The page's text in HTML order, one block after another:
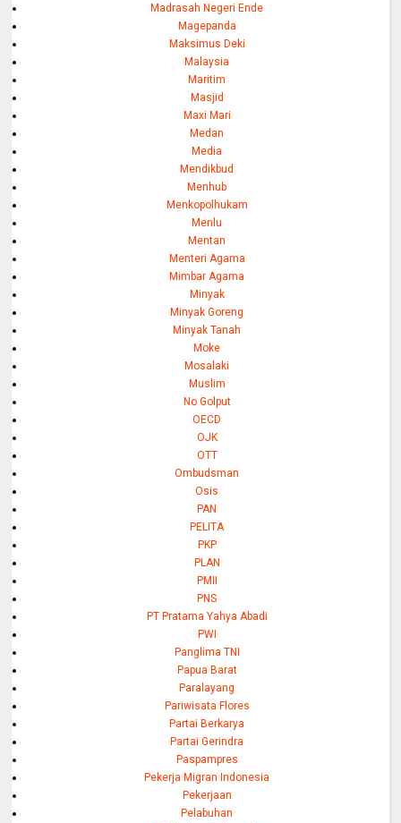
Madrasah Negeri Ende
Magepanda
Maksimus Deki
Malaysia
Maritim
Masjid
Maxi Mari
Medan
Media
Mendikbud
Menhub
Menkopolhukam
Menlu
Mentan
Menteri Agama
Mimbar Agama
Minyak
Minyak Goreng
Minyak Tanah
Moke
Mosalaki
Muslim
No Golput
OECD
OJK
OTT
Ombudsman
Osis
PAN
PELITA
PKP
PLAN
PMII
PNS
PT Pratama Yahya Abadi
PWI
Panglima TNI
Papua Barat
Paralayang
Pariwisata Flores
Partai Berkarya
Partai Gerindra
Paspampres
Pekerja Migran Indonesia
Pekerjaan
Pelabuhan